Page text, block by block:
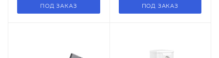
ПОД ЗАКАЗ ПОД ЗАКАЗ